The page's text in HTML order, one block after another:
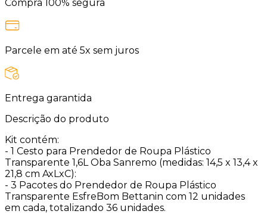
Compra 100% segura
Parcele em até 5x sem juros
Entrega garantida
Descrição do produto
Kit contém:
- 1 Cesto para Prendedor de Roupa Plástico
Transparente 1,6L Oba Sanremo (medidas: 14,5 x 13,4 x
21,8 cm AxLxC):
- 3 Pacotes do Prendedor de Roupa Plástico
Transparente EsfreBom Bettanin com 12 unidades
em cada, totalizando 36 unidades.